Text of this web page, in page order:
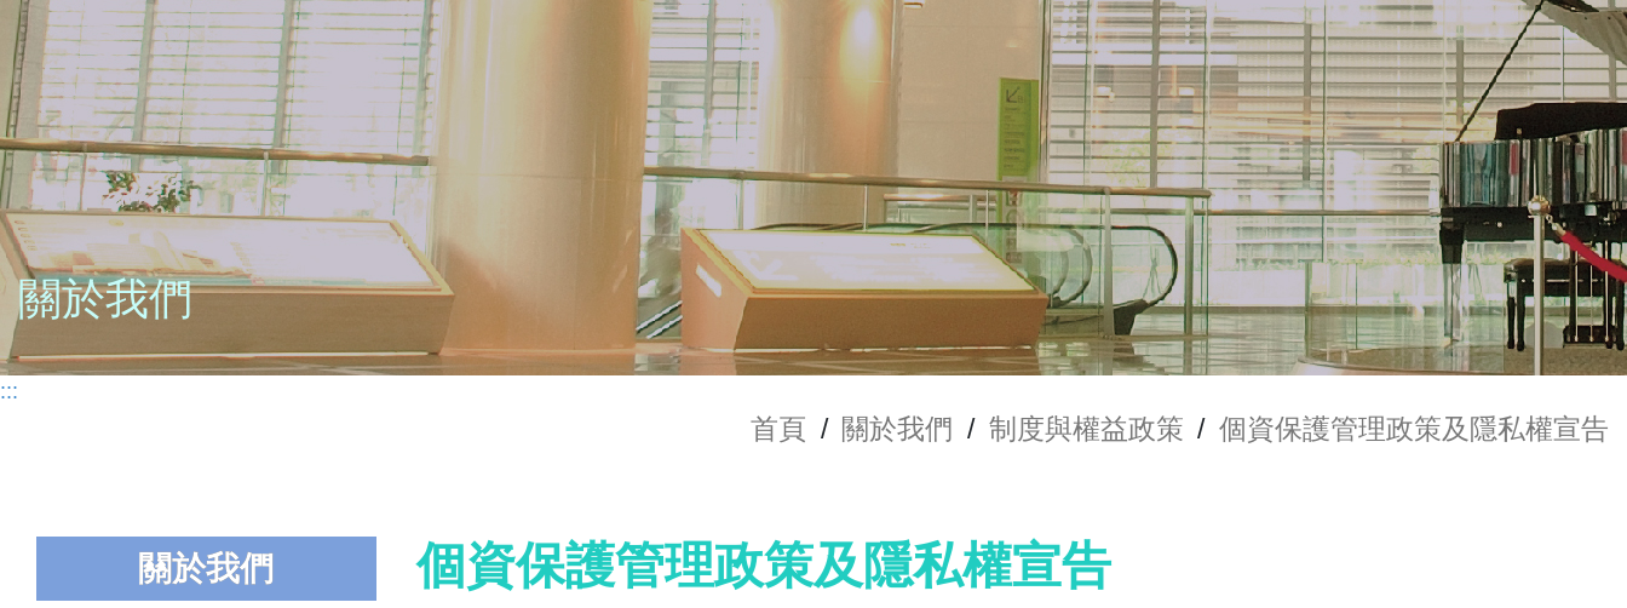
關於我們
:::
首頁 / 關於我們 / 制度與權益政策 / 個資保護管理政策及隱私權宣告
關於我們 個資保護管理政策及隱私權宣告